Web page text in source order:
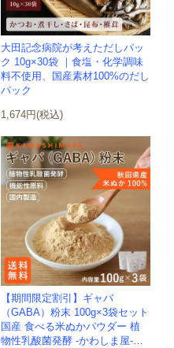
大田記念病院が考えただしパッ
ク 10g×30袋 ｜食塩・化学調味
料不使用、国産素材100%のだし
パック
1,674円(税込)
【期間限定割引】ギャバ
（GABA）粉末 100g×3袋セット
国産 食べる米ぬかパウダー 植
物性乳酸菌発酵 -かわしま屋-